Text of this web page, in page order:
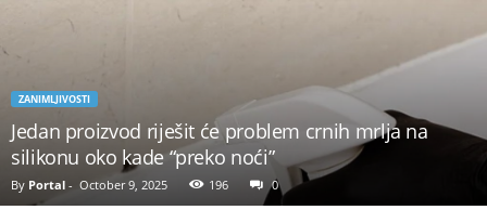
ZANIMLJIVOSTI
Jedan proizvod riješit će problem crnih mrlja na
silikonu oko kade “preko noći”
By Portal - October 9, 2025 196 0